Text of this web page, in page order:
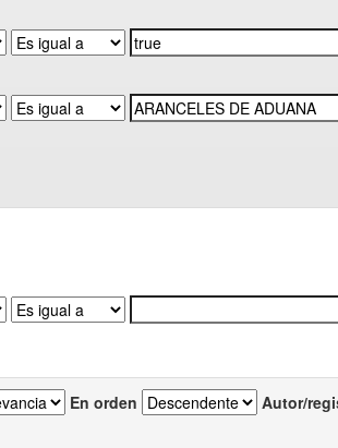
En orden Autor/